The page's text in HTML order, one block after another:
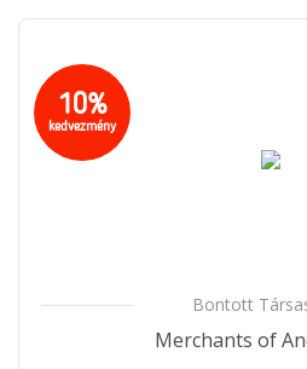
10%
kedvezmény
Bontott
Merchants of